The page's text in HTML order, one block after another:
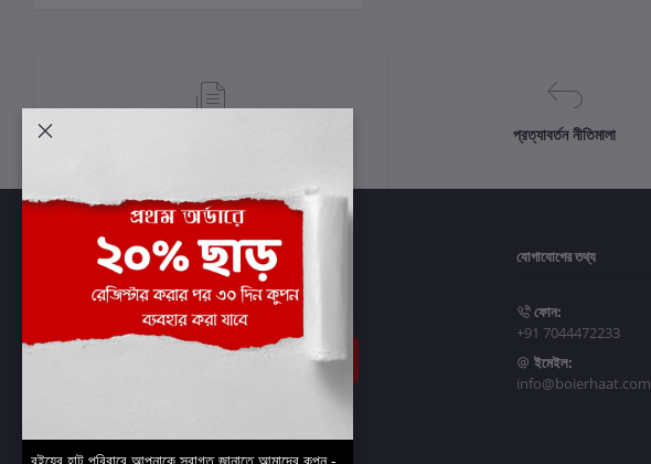
প্রত্যাবর্তন নীতিমালা
সাবস্ক্রাইব
যোগাযোগের তথ্য
ফোন:
+91 7044472233
ইমেইল:
info@boierhaat.com